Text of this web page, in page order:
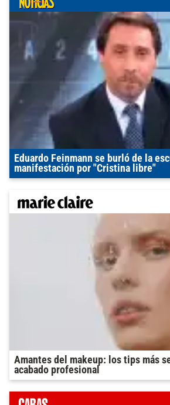
Eduardo Feinmann se burló de la
manifestación por "Cristina libre"
Amantes del makeup: los tips más
acabado profesional